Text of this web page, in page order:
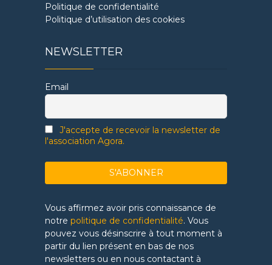
Politique de confidentialité
Politique d’utilisation des cookies
NEWSLETTER
Email
J'accepte de recevoir la newsletter de
l'association Agora.
Vous affirmez avoir pris connaissance de
notre politique de confidentialité. Vous
pouvez vous désinscrire à tout moment à
partir du lien présent en bas de nos
newsletters ou en nous contactant à